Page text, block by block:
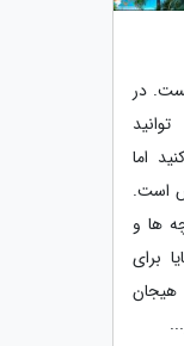
در
اما
است.
ها و
برای
هیجان